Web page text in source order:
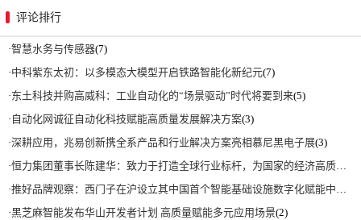
评论排行
·智慧水务与传感器(7)
·中科紫东太初：以多模态大模型开启铁路智能化新纪元(7)
·东土科技并购高威科：工业自动化的“场景驱动”时代将要到来(5)
· 自动化网诚征自动化科技赋能高质量发展解决方案(3)
·深耕应用，兆易创新携全系产品和行业解决方案亮相慕尼黑电子展(3)
·恒力集团董事长陈建华：致力于打造全球行业标杆，为国家的经济高质量发展贡献更大力量|上海电气集团党委书记、董事长吴磊来访
·推好品牌观察：西门子在沪设立其中国首个智能基础设施数字化赋能中心
·黑芝麻智能发布华山开发者计划 高质量赋能多元应用场景(2)